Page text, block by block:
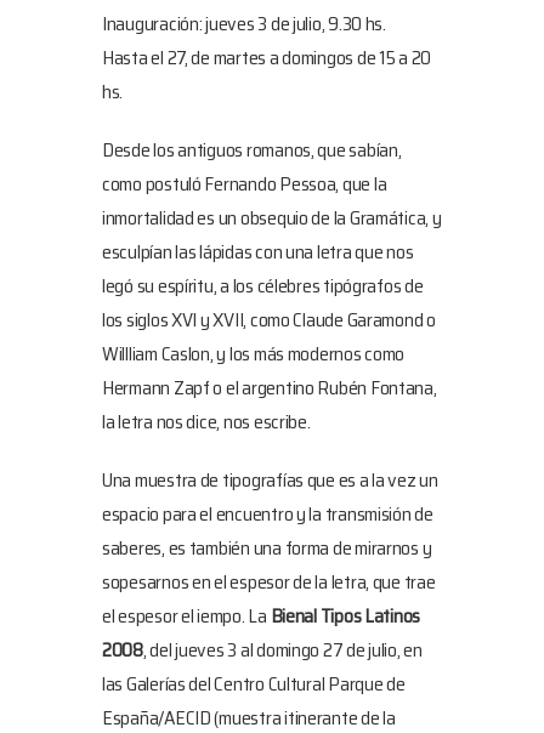
Inauguración: jueves 3 de julio, 9.30 hs.
Hasta el 27, de martes a domingos de 15 a 20
hs.
Desde los antiguos romanos, que sabían,
como postuló Fernando Pessoa, que la
inmortalidad es un obsequio de la Gramática, y
esculpían las lápidas con una letra que nos
legó su espíritu, a los célebres tipógrafos de
los siglos XVI y XVII, como Claude Garamond o
Willliam Caslon, y los más modernos como
Hermann Zapf o el argentino Rubén Fontana,
la letra nos dice, nos escribe.
Una muestra de tipografías que es a la vez un
espacio para el encuentro y la transmisión de
saberes, es también una forma de mirarnos y
sopesarnos en el espesor de la letra, que trae
el espesor el iempo. La Bienal Tipos Latinos
2008, del jueves 3 al domingo 27 de julio, en
las Galerías del Centro Cultural Parque de
España/AECID (muestra itinerante de la